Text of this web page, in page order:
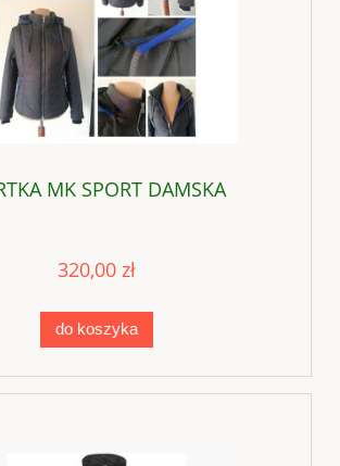
MK SPORT DAMSKA
320,00 zł
do koszyka